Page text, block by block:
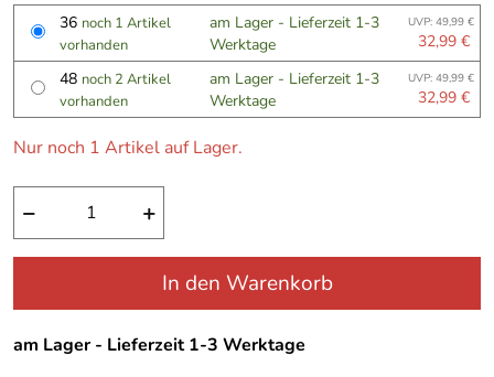
36 noch 1 Artikel
vorhanden
am Lager - Lieferzeit 1-3
Werktage
UVP: 49,99 €
32,99 €
48 noch 2 Artikel
vorhanden
am Lager - Lieferzeit 1-3
Werktage
UVP: 49,99 €
32,99 €
Nur noch 1 Artikel auf Lager.
− +
In den Warenkorb
am Lager - Lieferzeit 1-3 Werktage